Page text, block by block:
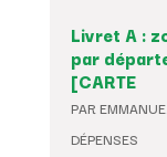
Livret A :
par
[CARTE
PAR
DÉPENSES